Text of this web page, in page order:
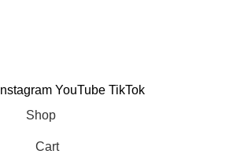
Instagram YouTube TikTok
Shop
Cart